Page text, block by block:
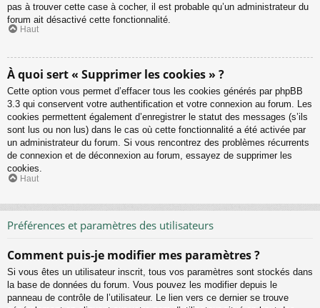
pas à trouver cette case à cocher, il est probable qu’un administrateur du
forum ait désactivé cette fonctionnalité.
Haut
À quoi sert « Supprimer les cookies » ?
Cette option vous permet d’effacer tous les cookies générés par phpBB
3.3 qui conservent votre authentification et votre connexion au forum. Les
cookies permettent également d’enregistrer le statut des messages (s’ils
sont lus ou non lus) dans le cas où cette fonctionnalité a été activée par
un administrateur du forum. Si vous rencontrez des problèmes récurrents
de connexion et de déconnexion au forum, essayez de supprimer les
cookies.
Haut
Préférences et paramètres des utilisateurs
Comment puis-je modifier mes paramètres ?
Si vous êtes un utilisateur inscrit, tous vos paramètres sont stockés dans
la base de données du forum. Vous pouvez les modifier depuis le
panneau de contrôle de l’utilisateur. Le lien vers ce dernier se trouve